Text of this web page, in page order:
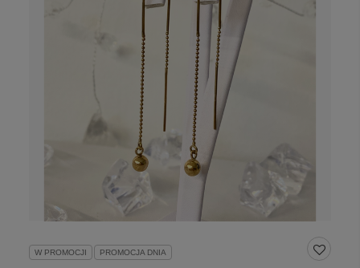
W PROMOCJI PROMOCJA DNIA